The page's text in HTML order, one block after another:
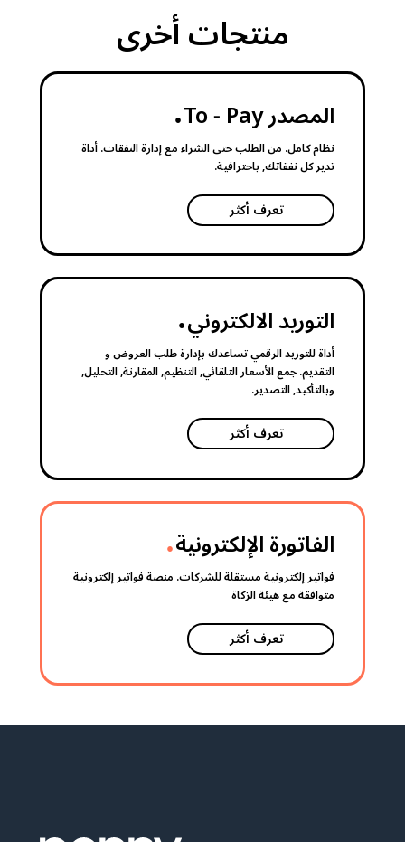
منتجات أخرى
المصدر To ‑ Pay .
نظام كامل. من الطلب حتى الشراء مع إدارة النفقات. أداة
تدير كل نفقاتك, باحترافية.
تعرف أكثر
التوريد الالكتروني.
أداة للتوريد الرقمي تساعدك بإدارة طلب العروض و
التقديم. جمع الأسعار التلقائي, التنظيم, المقارنة, التحليل,
وبالتأكيد, التصدير.
تعرف أكثر
الفاتورة الإلكترونية.
فواتير إلكترونية مستقلة للشركات. منصة فواتير إلكترونية
متوافقة مع هيئة الزكاة
تعرف أكثر